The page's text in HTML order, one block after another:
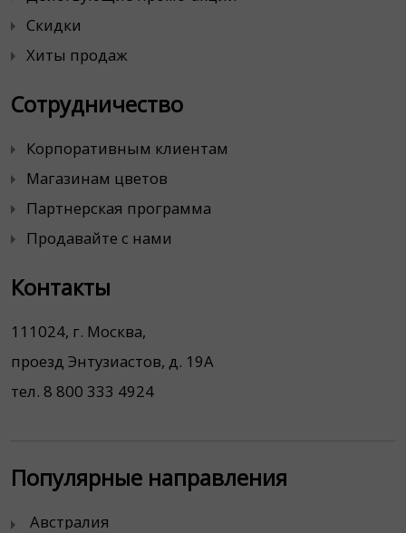
Скидки
Хиты продаж
Сотрудничество
Корпоративным клиентам
Магазинам цветов
Партнерская программа
Продавайте с нами
Контакты
111024, г. Москва,
проезд Энтузиастов, д. 19А
тел. 8 800 333 4924
Популярные направления
Австралия